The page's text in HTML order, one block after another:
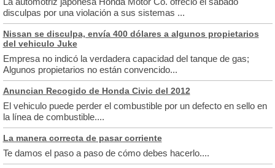
disculpas por una violación a sus sistemas ...
Nissan se disculpa, envía 400 dólares a algunos propietarios
del vehiculo Juke
Empresa no indicó la verdadera capacidad del tanque de gas;
Algunos propietarios no están convencido...
Anuncian Recogido de Honda Civic del 2012
El vehiculo puede perder el combustible por un defecto en sello en
la línea de combustible....
La manera correcta de pasar corriente
Te damos el paso a paso de cómo debes hacerlo....